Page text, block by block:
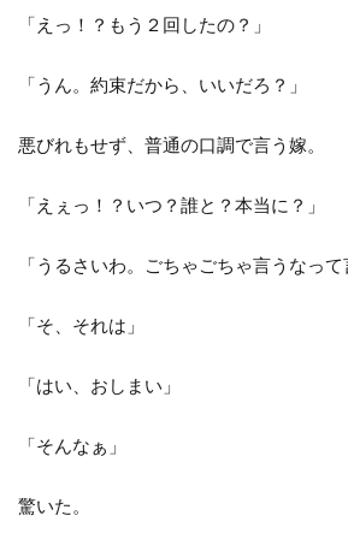
「えっ！？もう２回したの？」
「うん。約束だから、いいだろ？」
悪びれもせず、普通の口調で言う嫁。
「えぇっ！？いつ？誰と？本当に？」
「うるさいわ。ごちゃごちゃ言うなって
「そ、それは」
「はい、おしまい」
「そんなぁ」
驚いた。